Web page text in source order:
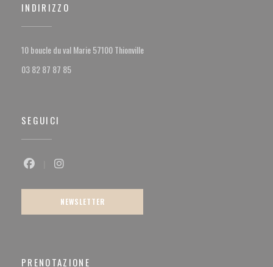
INDIRIZZO
10 boucle du val Marie 57100 Thionville((apre una nuova finestra))
03 82 87 87 85
SEGUICI
Facebook ((apre una nuova finestra))
NEWSLETTER
PRENOTAZIONE